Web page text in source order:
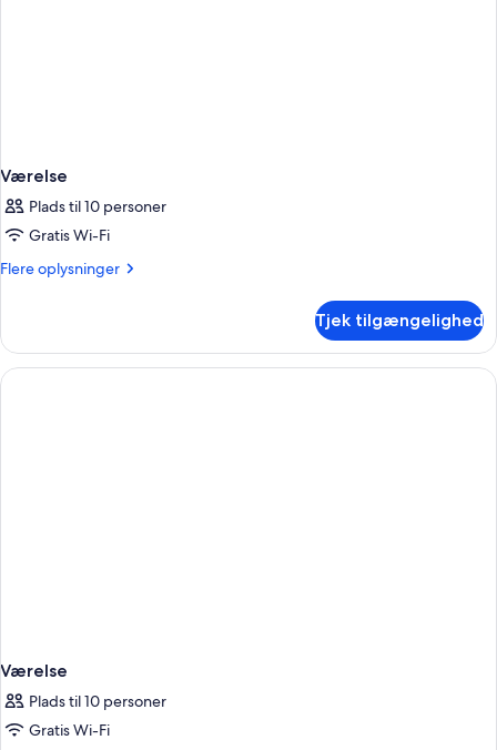
Værelse
Plads til 10 personer
Gratis Wi-Fi
Flere oplysninger
Flere
Tjek tilgængelighed
Værelse
Plads til 10 personer
Gratis Wi-Fi